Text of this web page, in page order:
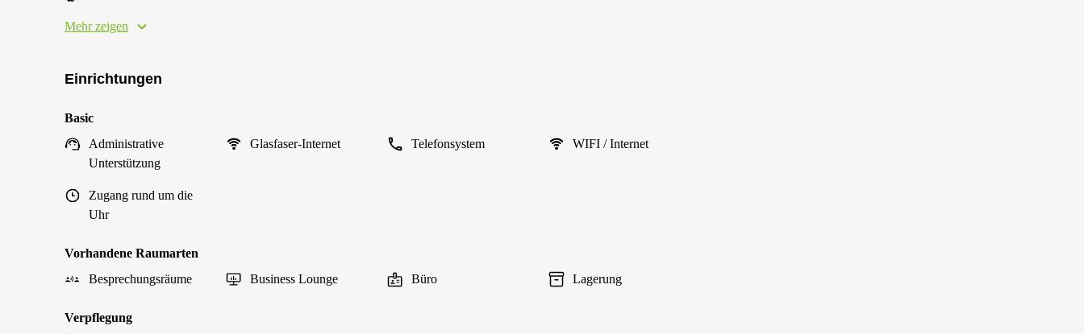
Mehr zeigen
Einrichtungen
Basic
Administrative
Unterstützung
Glasfaser-Internet Telefonsystem WIFI / Internet
Zugang rund um die
Uhr
Vorhandene Raumarten
Besprechungsräume
Business Lounge Büro Lagerung
Verpflegung